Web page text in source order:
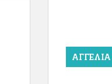
ΑΓΓΕΛΊΑ